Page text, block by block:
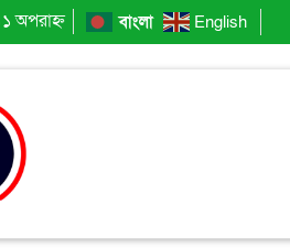
অপরাহ্ন বাংলা English